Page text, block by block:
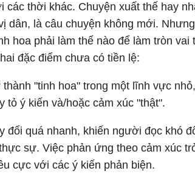
các thời khác. Chuyện xuất thế hay
dân, là câu chuyện không mới.
hoa phải làm thế nào để làm tròn vai
đặc điểm chưa có tiền lệ:
"tinh hoa" trong một lĩnh vực
tỏ ý kiến và/hoặc cảm xúc "thật".
đổi quá nhanh, khiến người đọc khó
sự. Việc phản ứng theo cảm xúc
cực với các ý kiến phản biện.